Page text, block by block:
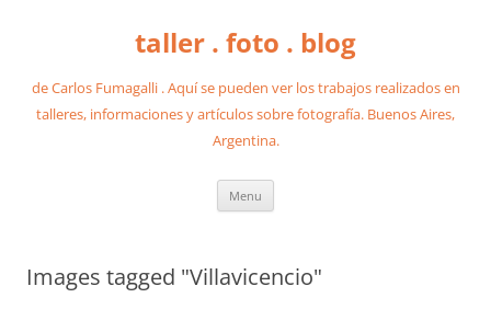
taller . foto . blog
de Carlos Fumagalli . Aquí se pueden ver los trabajos realizados en
talleres, informaciones y artículos sobre fotografía. Buenos Aires,
Argentina.
Menu
Images tagged "Villavicencio"